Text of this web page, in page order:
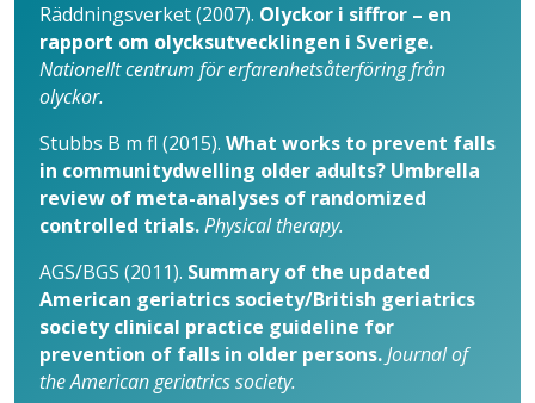
Räddningsverket (2007). Olyckor i siffror – en
rapport om olycksutvecklingen i Sverige.
Nationellt centrum för erfarenhetsåterföring från
olyckor.
Stubbs B m fl (2015). What works to prevent falls
in communitydwelling older adults? Umbrella
review of meta-analyses of randomized
controlled trials.Physical therapy.
AGS/BGS (2011). Summary of the updated
American geriatrics society/British geriatrics
society clinical practice guideline for
prevention of falls in older persons.Journal of
the American geriatrics society.